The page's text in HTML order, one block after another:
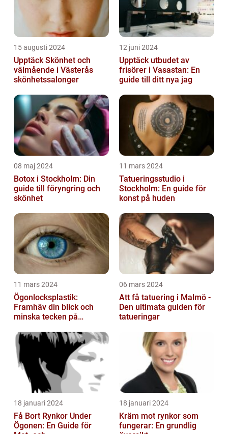
15 augusti 2024
Upptäck Skönhet och
välmående i Västerås
skönhetssalonger
12 juni 2024
Upptäck utbudet av
frisörer i Vasastan: En
guide till ditt nya jag
08 maj 2024
Botox i Stockholm: Din
guide till föryngring och
skönhet
11 mars 2024
Tatueringsstudio i
Stockholm: En guide för
konst på huden
11 mars 2024
Ögonlocksplastik:
Framhäv din blick och
minska tecken på
06 mars 2024
Att få tatuering i Malmö -
Den ultimata guiden för
tatueringar
18 januari 2024
Få Bort Rynkor Under
Ögonen: En Guide för
18 januari 2024
Kräm mot rynkor som
fungerar: En grundlig